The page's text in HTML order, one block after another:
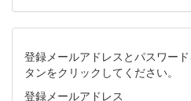
登録メールアドレスとパスワー
タンをクリックしてください。
登録メールアドレス